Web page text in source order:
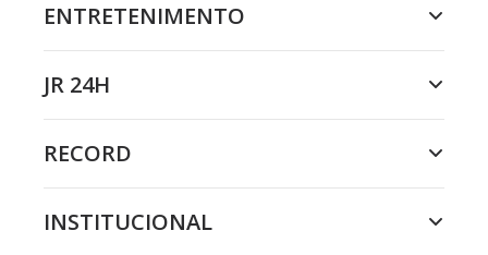
ENTRETENIMENTO
JR 24H
RECORD
INSTITUCIONAL